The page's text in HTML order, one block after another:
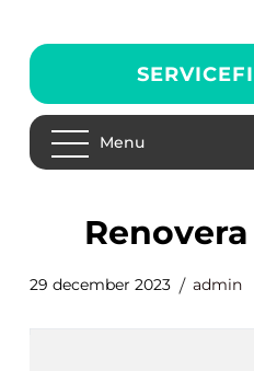
Menu
29 december 2023 admin